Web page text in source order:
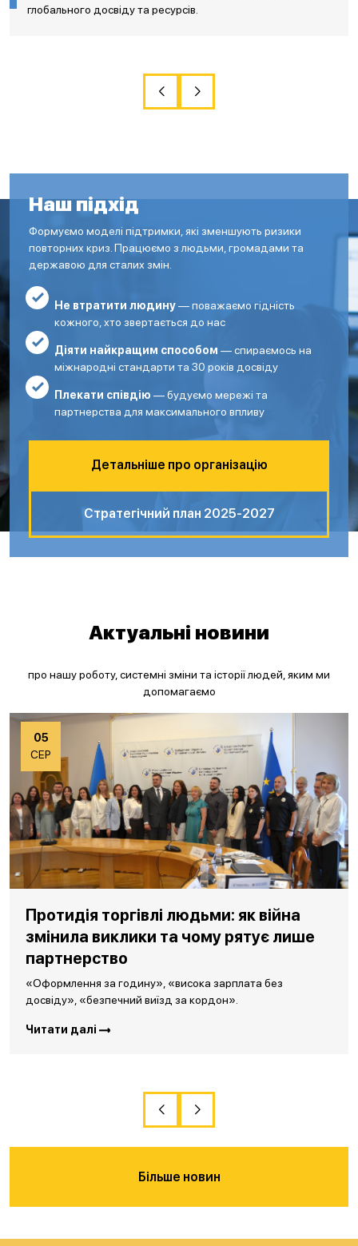
глобального досвіду та ресурсів.
Наш підхід
Формуємо моделі підтримки, які зменшують ризики
повторних криз. Працюємо з людьми, громадами та
державою для сталих змін.
Не втратити людину— поважаємо гідність
кожного, хто звертається до нас
Діяти найкращим способом — спираємось на
міжнародні стандарти та 30 років досвіду
Плекати співдію — будуємо мережі та
партнерства для максимального впливу
Детальніше про організацію
Стратегічний план 2025-2027
Актуальні новини
про нашу роботу, системні зміни та історії людей, яким ми
допомагаємо
05
СЕР
Протидія торгівлі людьми: як війна
змінила виклики та чому рятує лише
партнерство
«Оформлення за годину», «висока зарплата без
досвіду», «безпечний виїзд за кордон».
Читати далі
Більше новин